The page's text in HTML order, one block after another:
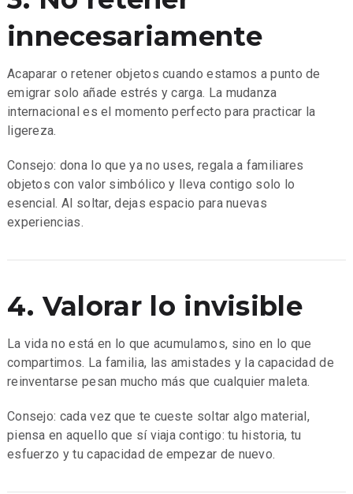
innecesariamente
Acaparar o retener objetos cuando estamos a punto de
emigrar solo añade estrés y carga. La mudanza
internacional es el momento perfecto para practicar la
ligereza.
Consejo: dona lo que ya no uses, regala a familiares
objetos con valor simbólico y lleva contigo solo lo
esencial. Al soltar, dejas espacio para nuevas
experiencias.
4. Valorar lo invisible
La vida no está en lo que acumulamos, sino en lo que
compartimos. La familia, las amistades y la capacidad de
reinventarse pesan mucho más que cualquier maleta.
Consejo: cada vez que te cueste soltar algo material,
piensa en aquello que sí viaja contigo: tu historia, tu
esfuerzo y tu capacidad de empezar de nuevo.